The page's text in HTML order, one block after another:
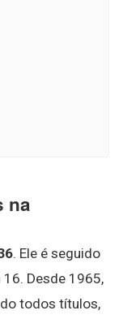
na
. Ele é seguido
Desde 1965,
todos títulos,